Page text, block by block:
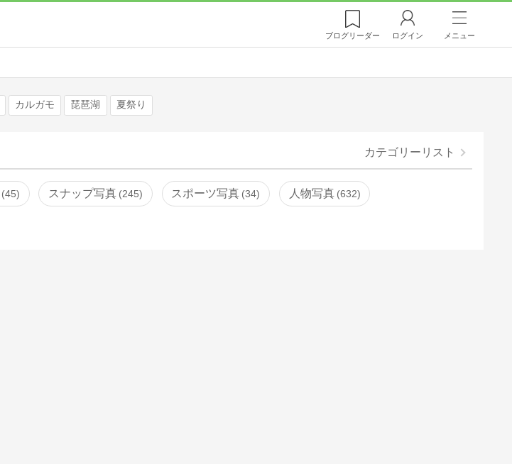
ブログリーダー ログイン メニュー
カルガモ 琵琶湖 夏祭り
カテゴリーリスト
45 スナップ写真 245 スポーツ写真 34 人物写真 632